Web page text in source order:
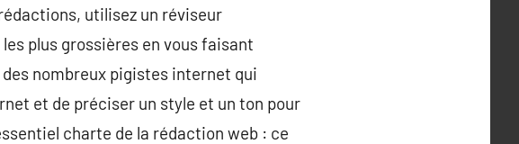
utilisez un réviseur
plus grossières en vous faisant
nombreux pigistes internet qui
et de préciser un style et un ton pour
charte de la rédaction web : ce